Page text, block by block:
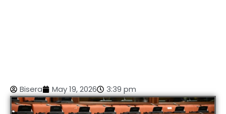
Bisera May 19, 2026 3:39 pm